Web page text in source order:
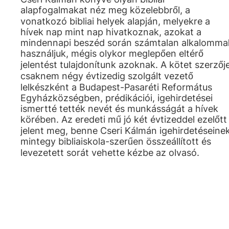
alapfogalmakat néz meg közelebbről, a
vonatkozó bibliai helyek alapján, melyekre a
hívek nap mint nap hivatkoznak, azokat a
mindennapi beszéd során számtalan alkalommal
használjuk, mégis olykor meglepően eltérő
jelentést tulajdonítunk azoknak. A kötet
csaknem négy évtizedig szolgált vezető
lelkészként a Budapest-Pasaréti Református
Egyházközségben, prédikációi, igehirdetései
ismertté tették nevét és munkásságát a hívek
körében. Az eredeti mű jó két évtizeddel ezelőtt
jelent meg, benne Cseri Kálmán
mintegy bibliaiskola-szerűen összeállított és
levezetett sorát vehette kézbe az olvasó.